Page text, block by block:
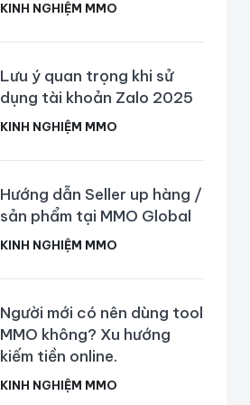
KINH NGHIỆM MMO
Lưu ý quan trọng khi sử
dụng tài khoản Zalo 2025
KINH NGHIỆM MMO
Hướng dẫn Seller up hàng /
sản phẩm tại MMO Global
KINH NGHIỆM MMO
Người mới có nên dùng tool
MMO không? Xu hướng
kiếm tiền online.
KINH NGHIỆM MMO